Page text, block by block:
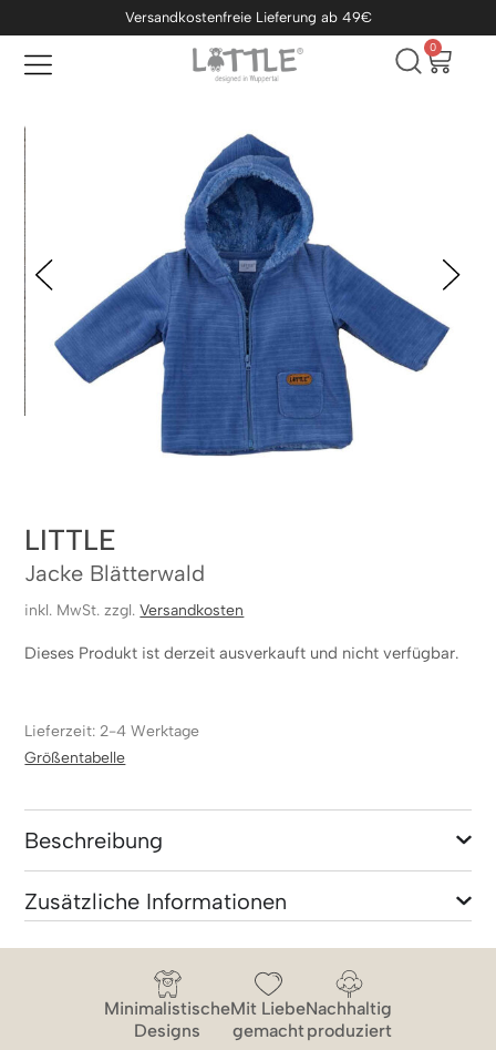
Versandkostenfreie Lieferung ab 49€
0
LITTLE
Jacke Blätterwald
inkl. MwSt. zzgl.Versandkosten
Dieses Produkt ist derzeit ausverkauft und nicht verfügbar.
Lieferzeit: 2-4 Werktage
Größentabelle
Beschreibung
Zusätzliche Informationen
Minimalistische
Designs
Mit Liebe
gemacht
Nachhaltig
produziert